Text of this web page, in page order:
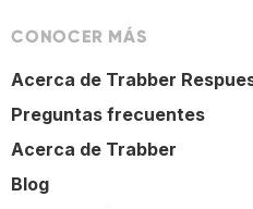
CONOCER MÁS
Acerca de Trabber
Preguntas frecuentes
Acerca de Trabber
Blog